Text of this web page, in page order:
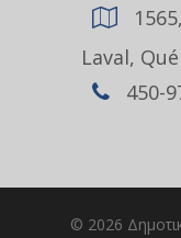
Laval,
450-
© 2026